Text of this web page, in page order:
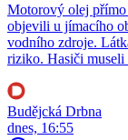
Motorový olej
objevili u jímacího
vodního zdroje.
riziko. Hasiči museli
Budějcká Drbna
dnes, 16:55